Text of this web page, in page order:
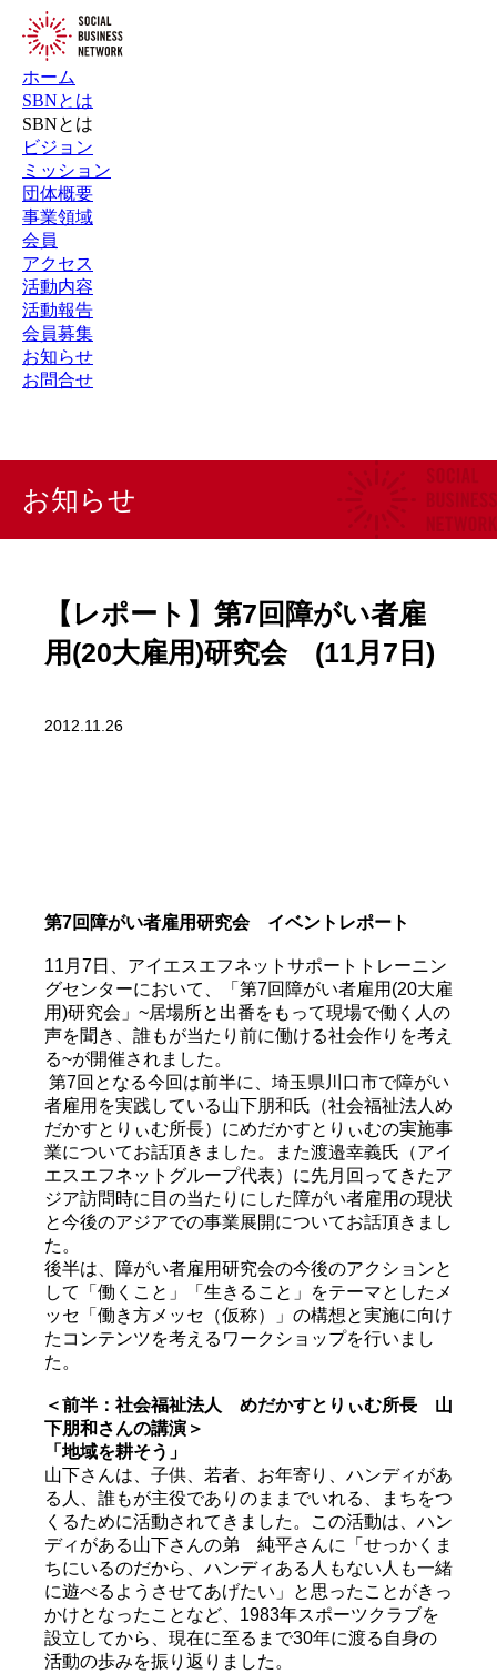
ホーム
SBNとは
SBNとは
ビジョン
ミッション
団体概要
事業領域
会員
アクセス
活動内容
活動報告
会員募集
お知らせ
お問合せ
お知らせ
【レポート】第7回障がい者雇
用(20大雇用)研究会 (11月7日)
2012.11.26
第7回障がい者雇用研究会 イベントレポート
11月7日、アイエスエフネットサポートトレーニン
グセンターにおいて、「第7回障がい者雇用(20大雇
用)研究会」~居場所と出番をもって現場で働く人の
声を聞き、誰もが当たり前に働ける社会作りを考え
る~が開催されました。
第7回となる今回は前半に、埼玉県川口市で障がい
者雇用を実践している山下朋和氏（社会福祉法人め
だかすとりぃむ所長）にめだかすとりぃむの実施事
業についてお話頂きました。また渡邉幸義氏（アイ
エスエフネットグループ代表）に先月回ってきたア
ジア訪問時に目の当たりにした障がい者雇用の現状
と今後のアジアでの事業展開についてお話頂きまし
た。
後半は、障がい者雇用研究会の今後のアクションと
して「働くこと」「生きること」をテーマとしたメ
ッセ「働き方メッセ（仮称）」の構想と実施に向け
たコンテンツを考えるワークショップを行いまし
た。
＜前半：社会福祉法人 めだかすとりぃむ所長 山
下朋和さんの講演＞
「地域を耕そう」
山下さんは、子供、若者、お年寄り、ハンディがあ
る人、誰もが主役でありのままでいれる、まちをつ
くるために活動されてきました。この活動は、ハン
ディがある山下さんの弟 純平さんに「せっかくま
ちにいるのだから、ハンディある人もない人も一緒
に遊べるようさせてあげたい」と思ったことがきっ
かけとなったことなど、1983年スポーツクラブを
設立してから、現在に至るまで30年に渡る自身の
活動の歩みを振り返りました。